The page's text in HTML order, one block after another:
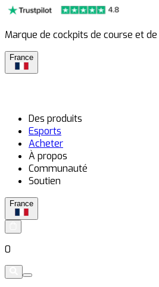
Marque de cockpits de course et de
France
Des produits
Esports
Acheter
À propos
Communauté
Soutien
France
0